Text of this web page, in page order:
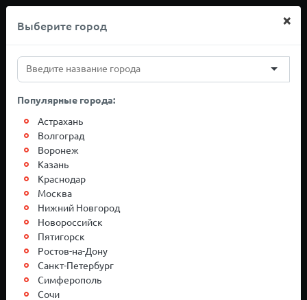
+7(812)767-20-27
Грузоперевозки
Ростов-на-Дону-
Москва
Выберите город ×
Популярные города:
Астрахань
Волгоград
Воронеж
Казань
Краснодар
Москва
Нижний Новгород
Новороссийск
Пятигорск
Ростов-на-Дону
Санкт-Петербург
Симферополь
Сочи